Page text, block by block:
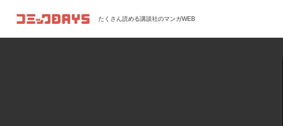
コミックDAYS たくさん読める講談社のマンガWEB